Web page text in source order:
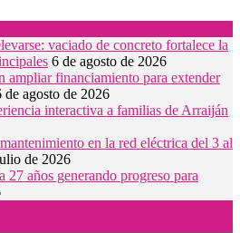
vaciado de concreto fortalece la
6 de agosto de 2026
ampliar financiamiento para extender
de agosto de 2026
interactiva a familias de Arraiján
en la red eléctrica del 3 al
de 2026
años generando progreso para